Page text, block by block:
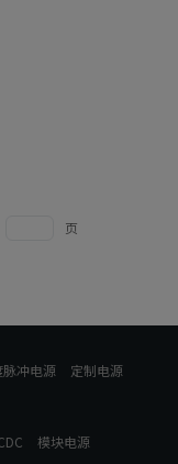
页
冲电源
定制电源
模块电源